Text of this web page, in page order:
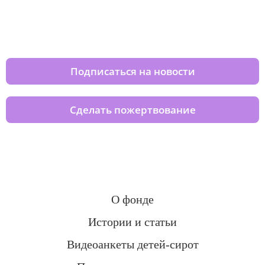
Подписаться на новости
Сделать пожертвование
О фонде
Истории и статьи
Видеоанкеты детей-сирот